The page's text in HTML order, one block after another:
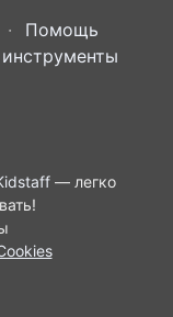
Помощь
— легко